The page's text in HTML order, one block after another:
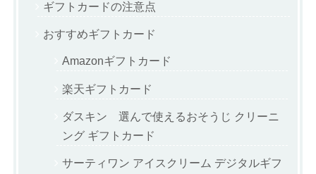
ギフトカードの注意点
おすすめギフトカード
Amazonギフトカード
楽天ギフトカード
ダスキン 選んで使えるおそうじ クリーニ
ング ギフトカード
サーティワン アイスクリーム デジタルギフ